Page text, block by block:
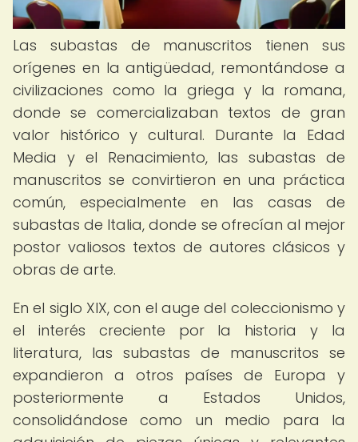
Las subastas de manuscritos tienen sus
orígenes en la antigüedad, remontándose a
civilizaciones como la griega y la romana,
donde se comercializaban textos de gran
valor histórico y cultural. Durante la Edad
Media y el Renacimiento, las subastas de
manuscritos se convirtieron en una práctica
común, especialmente en las casas de
subastas de Italia, donde se ofrecían al mejor
postor valiosos textos de autores clásicos y
obras de arte.
En el siglo XIX, con el auge del coleccionismo y
el interés creciente por la historia y la
literatura, las subastas de manuscritos se
expandieron a otros países de Europa y
posteriormente a Estados Unidos,
consolidándose como un medio para la